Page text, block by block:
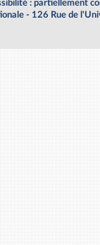
: partiellement
- 126 Rue de